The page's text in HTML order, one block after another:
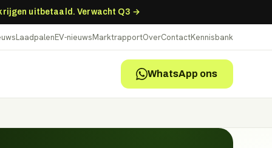
uitbetaald. Verwacht Q3 →
LaadpalenEV-nieuwsMarktrapportOverContactKennisbank
WhatsApp ons